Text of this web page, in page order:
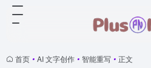
首页 • AI 文字创作 • 智能重写 • 正文